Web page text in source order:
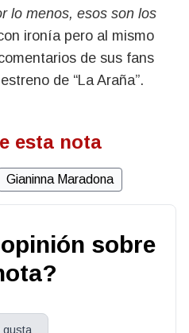
lo menos, esos son los
ironía pero al mismo
de sus fans
de “La Araña”.
esta nota
Gianinna Maradona
sobre
gusta